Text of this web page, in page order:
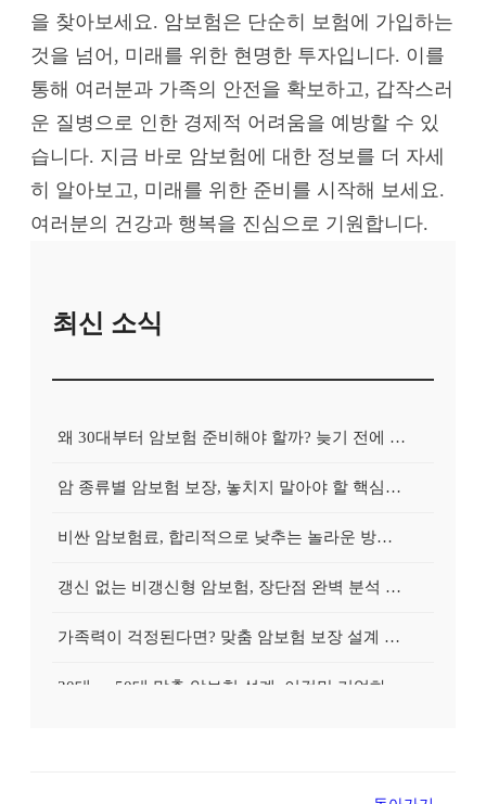
을 찾아보세요. 암보험은 단순히 보험에 가입하는
것을 넘어, 미래를 위한 현명한 투자입니다. 이를
통해 여러분과 가족의 안전을 확보하고, 갑작스러
운 질병으로 인한 경제적 어려움을 예방할 수 있
습니다. 지금 바로 암보험에 대한 정보를 더 자세
히 알아보고, 미래를 위한 준비를 시작해 보세요.
여러분의 건강과 행복을 진심으로 기원합니다.
최신 소식
왜 30대부터 암보험 준비해야 할까? 늦기 전에 알아볼 꿀팁 전수
암 종류별 암보험 보장, 놓치지 말아야 할 핵심은 무엇일까요?
비싼 암보험료, 합리적으로 낮추는 놀라운 방법 없을까?
갱신 없는 비갱신형 암보험, 장단점 완벽 분석 & 스마트한 선택 팁
가족력이 걱정된다면? 맞춤 암보험 보장 설계 방법 완벽 가이드